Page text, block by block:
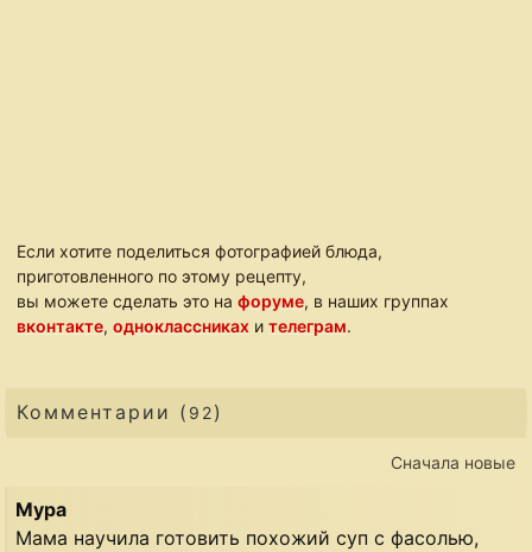
Если хотите поделиться фотографией блюда,
приготовленного по этому рецепту,
вы можете сделать это нафоруме, в наших группах
вконтакте,одноклассниках ителеграм.
Комментарии ( 92)
Сначала новые
Мура
Мама научила готовить похожий суп с фасолью,